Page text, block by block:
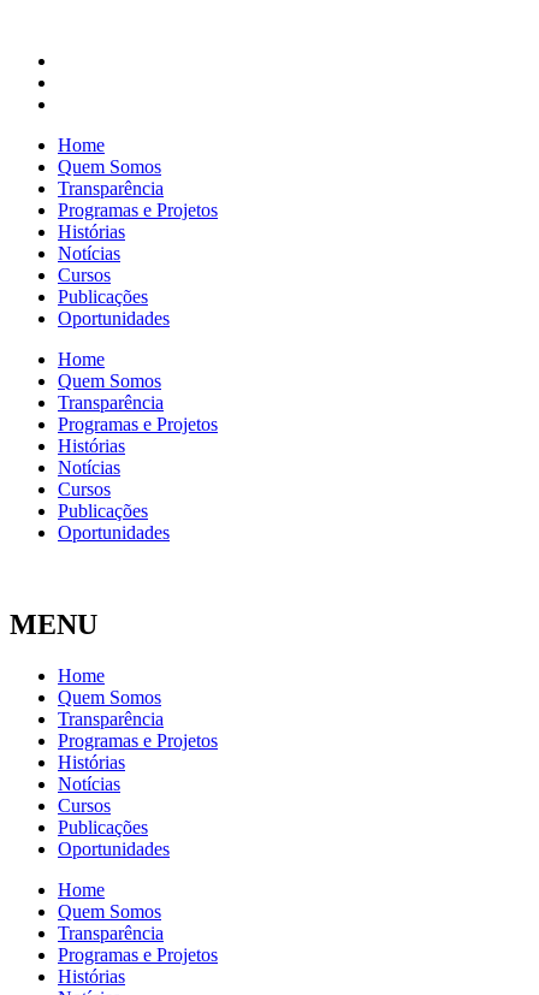
Home
Quem Somos
Transparência
Programas e Projetos
Histórias
Notícias
Cursos
Publicações
Oportunidades
Home
Quem Somos
Transparência
Programas e Projetos
Histórias
Notícias
Cursos
Publicações
Oportunidades
MENU
Home
Quem Somos
Transparência
Programas e Projetos
Histórias
Notícias
Cursos
Publicações
Oportunidades
Home
Quem Somos
Transparência
Programas e Projetos
Histórias